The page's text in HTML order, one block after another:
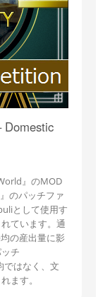
Domestic
』のMOD
のパッチファ
として使用す
ています。通
の産出量に影
チ
ではなく、文
ます。